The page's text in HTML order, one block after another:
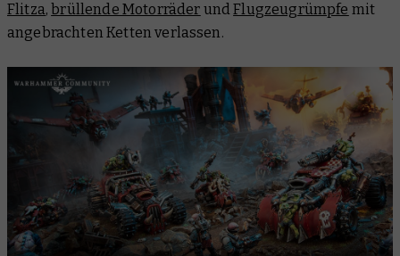
Flitza, brüllende Motorräder undFlugzeugrümpfe mit
angebrachten Ketten verlassen.